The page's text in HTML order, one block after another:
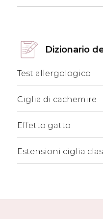
Dizionario
Test allergologico
Ciglia di cachemire
Effetto gatto
Estensioni ciglia